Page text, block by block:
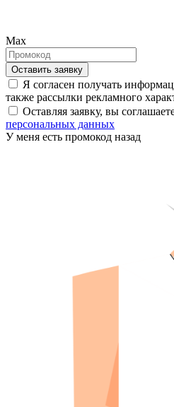
Max
Оставить заявку
Я согласен получать
также рассылки рекламного
Оставляя заявку, вы
персональных данных
У меня есть промокод назад